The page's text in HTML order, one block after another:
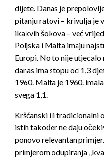
dijete. Danas je
pitanju ratovi – krivulja je
ikakvih šokova – već
Poljska i Malta imaju
Europi. No to nije
danas ima stopu od 1,3
1960. Malta je 1960.
svega 1,1.
Kršćanski ili tradicionalni
istih također ne daju
ponovo relevantan
primjerom odupiranja